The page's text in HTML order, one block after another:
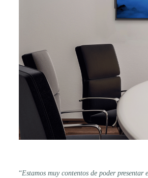
“Estamos muy contentos de poder